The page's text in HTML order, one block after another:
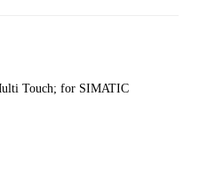
Touch; for SIMATIC